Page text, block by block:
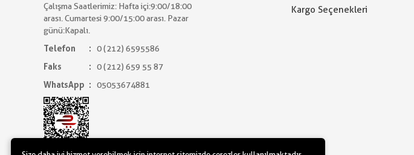
Çalışma Saatlerimiz: Hafta içi:9:00/18:00
arası. Cumartesi 9:00/15:00 arası. Pazar
günü:Kapalı.
Telefon
0 (212) 6595586
Faks
0 (212) 659 55 87
WhatsApp
05053674881
Kargo Seçenekleri